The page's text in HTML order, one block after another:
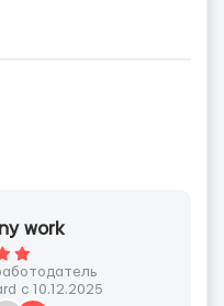
work
с 10.12.2025